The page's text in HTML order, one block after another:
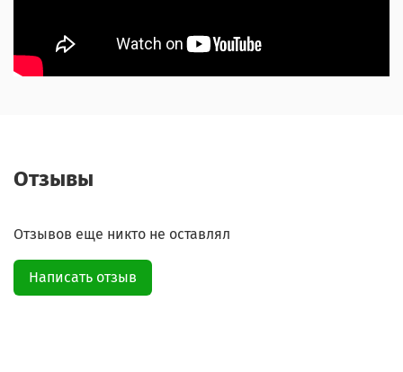
Отзывы
Отзывов еще никто не оставлял
Написать отзыв